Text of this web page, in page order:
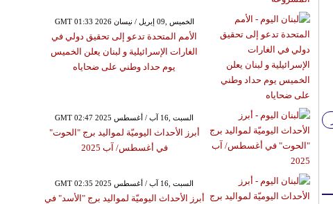
GMT 01:33 2026 الخميس ,09 إبريل / نيسان
الأمم المتحدة تدعو إلى تحقيق دولي في
الغارات الإسرائيلية و لبنان يعلن الخميس
يوم حداد وطني على ضحاياه
GMT 02:47 2025 السبت ,16 آب / أغسطس
أبرز الأحداث اليوميّة لمواليد برج "الحوت"
في أغسطس/ آب 2025
GMT 02:35 2025 السبت ,16 آب / أغسطس
أبرز الأحداث اليوميّة لمواليد برج "الأسد" في